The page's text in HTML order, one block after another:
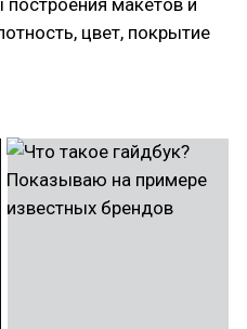
макетов и
цвет, покрытие